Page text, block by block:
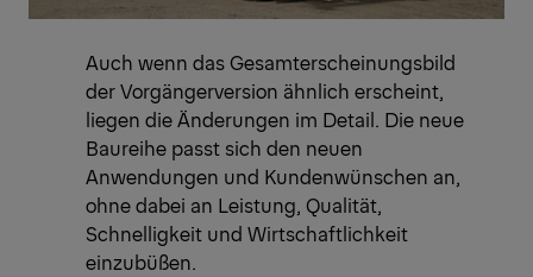
Auch wenn das Gesamterscheinungsbild
der Vorgängerversion ähnlich erscheint,
liegen die Änderungen im Detail. Die neue
Baureihe passt sich den neuen
Anwendungen und Kundenwünschen an,
ohne dabei an Leistung, Qualität,
Schnelligkeit und Wirtschaftlichkeit
einzubüßen.